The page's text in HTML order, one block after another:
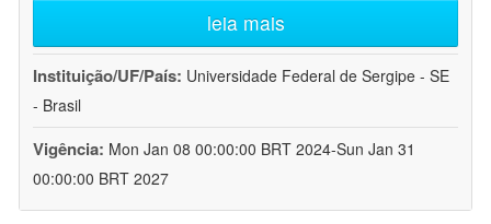
leia mais
Instituição/UF/País: Universidade Federal de Sergipe - SE
- Brasil
Vigência: Mon Jan 08 00:00:00 BRT 2024-Sun Jan 31
00:00:00 BRT 2027